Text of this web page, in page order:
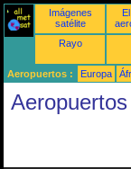
Imágenes
satélite
Rayo
Aeropuertos : Europa
Aeropuertos